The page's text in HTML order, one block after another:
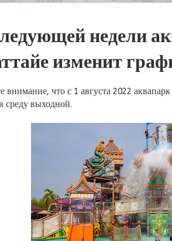
недели
изменит
внимание, что с 1 августа 2022
среду выходной.